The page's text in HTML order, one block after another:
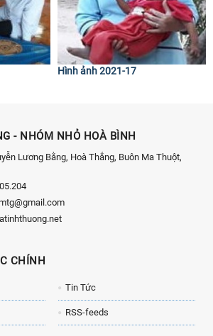
Hình ảnh 2021-17
- NHÓM NHỎ HOÀ BÌNH
Lương Bằng, Hoà Thắng, Buôn Ma Thuột,
CHÍNH
Tin Tức
RSS-feeds